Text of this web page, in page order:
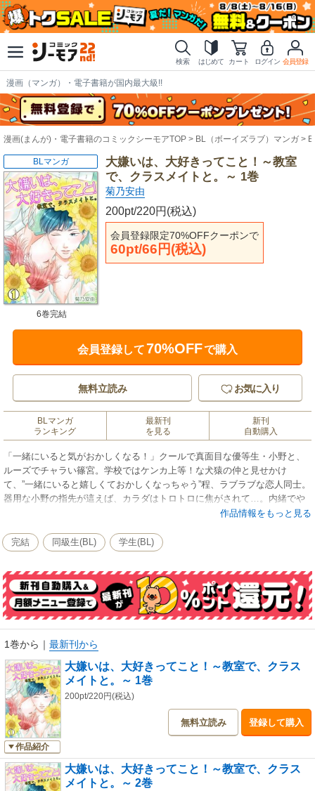
検索 はじめて カート ログイン 会員登録
漫画（マンガ）・電子書籍が国内最大級!!
漫画(まんが)・電子書籍のコミックシーモアTOP BL（ボーイズラブ）マンガ
大嫌いは、大好きってこと！～教室
で、クラスメイトと。～ 1巻
菊乃安由
200pt/220円(税込)
会員登録限定70%OFFクーポンで
60pt/66円(税込)
BLマンガ
6巻完結
会員登録して70%OFFで購入
無料立読み お気に入り
BLマンガ
ランキング
最新刊
を見る
新刊
自動購入
「一緒にいると気がおかしくなる！」クールで真面目な優等生・小野と、
ルーズでチャラい篠宮。学校ではケンカ上等！な犬猿の仲と見せかけ
て、”一緒にいると嬉しくておかしくなっちゃう”程、ラブラブな恋人同士。
器用な小野の指先が這えば、カラダはトロトロに焦がされて…。内緒でや
らしい行為は体育倉庫、教室、準備室…学園のあちこちで、ひっそりと☆
作品情報をもっと見る
完結 同級生(BL) 学生(BL)
1巻から ｜ 最新刊から
作品紹介
大嫌いは、大好きってこと！～教室で、クラス
メイトと。～ 1巻
200pt/220円(税込)
無料立読み 登録して購入
大嫌いは、大好きってこと！～教室で、クラス
メイトと。～ 2巻